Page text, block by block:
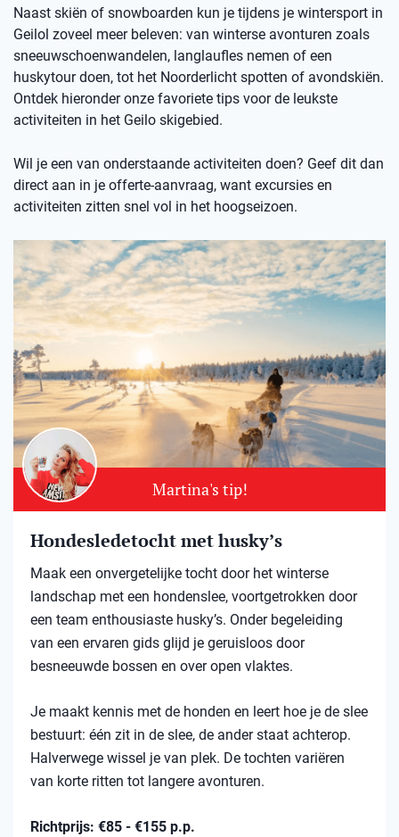
Naast skiën of snowboarden kun je tijdens je wintersport in
Geilol zoveel meer beleven: van winterse avonturen zoals
sneeuwschoenwandelen, langlaufles nemen of een
huskytour doen, tot het Noorderlicht spotten of avondskiën.
Ontdek hieronder onze favoriete tips voor de leukste
activiteiten in het Geilo skigebied.
Wil je een van onderstaande activiteiten doen? Geef dit dan
direct aan in je offerte-aanvraag, want excursies en
activiteiten zitten snel vol in het hoogseizoen.
Martina's tip!
Hondesledetocht met husky’s
Maak een onvergetelijke tocht door het winterse
landschap met een hondenslee, voortgetrokken door
een team enthousiaste husky’s. Onder begeleiding
van een ervaren gids glijd je geruisloos door
besneeuwde bossen en over open vlaktes.
Je maakt kennis met de honden en leert hoe je de slee
bestuurt: één zit in de slee, de ander staat achterop.
Halverwege wissel je van plek. De tochten variëren
van korte ritten tot langere avonturen.
Richtprijs: €85 - €155 p.p.